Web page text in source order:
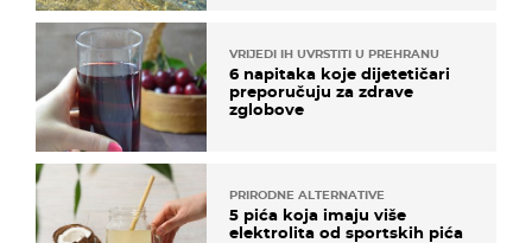
VRIJEDI IH UVRSTITI U PREHRANU
6 napitaka koje dijetetičari
preporučuju za zdrave
zglobove
PRIRODNE ALTERNATIVE
5 pića koja imaju više
elektrolita od sportskih pića